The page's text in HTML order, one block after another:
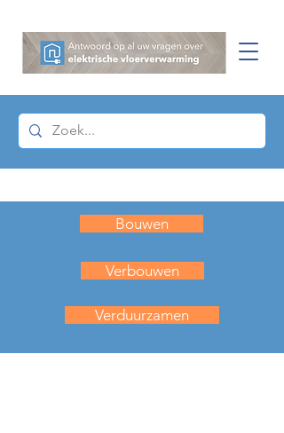
Bouwen
Verbouwen
Verduurzamen